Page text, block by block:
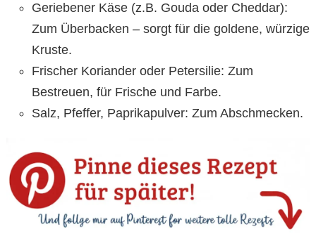
Geriebener Käse (z.B. Gouda oder Cheddar):
Zum Überbacken – sorgt für die goldene, würzige
Kruste.
Frischer Koriander oder Petersilie: Zum
Bestreuen, für Frische und Farbe.
Salz, Pfeffer, Paprikapulver: Zum Abschmecken.